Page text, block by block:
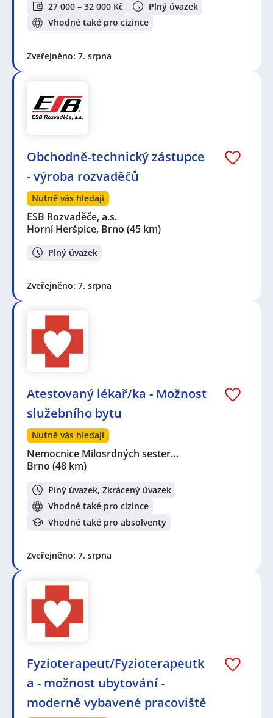
27 000 – 32 000 Kč
Plný úvazek
Vhodné také pro cizince
Zveřejněno: 7. srpna
Obchodně-technický zástupce
- výroba rozvaděčů
Nutně vás hledají
ESB Rozvaděče, a.s.
Horní Heršpice, Brno (45 km)
Plný úvazek
Zveřejněno: 7. srpna
Atestovaný lékař/ka - Možnost
služebního bytu
Nutně vás hledají
Nemocnice Milosrdných sester…
Brno (48 km)
Plný úvazek, Zkrácený úvazek
Vhodné také pro cizince
Vhodné také pro absolventy
Zveřejněno: 7. srpna
Fyzioterapeut/Fyzioterapeutk
a - možnost ubytování -
moderně vybavené pracoviště